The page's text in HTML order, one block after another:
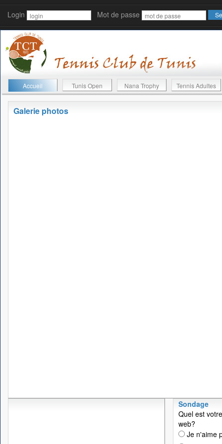
Login Mot de passe
Accueil Tunis Open Nana Trophy Tennis Adultes
Galerie photos
Sondage
Quel est
web?
Je n'aime